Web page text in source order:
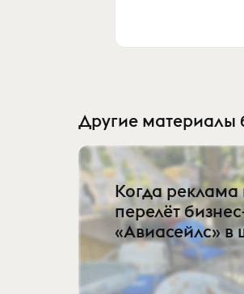
Другие материалы
Когда
перелёт
«Авиасейлс»